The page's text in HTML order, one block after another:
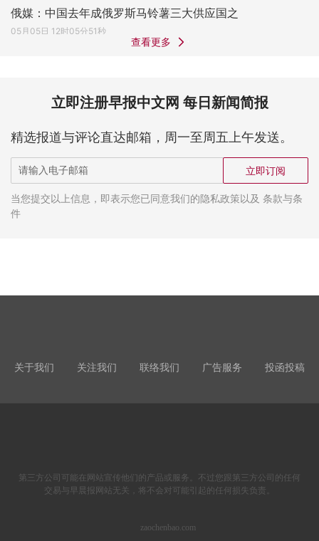
俄媒：中国去年成俄罗斯马铃薯三大供应国之
05月05日 12时05分51秒
查看更多
立即注册早报中文网 每日新闻简报
精选报道与评论直达邮箱，周一至周五上午发送。
立即订阅
当您提交以上信息，即表示您已同意我们的隐私政策以及 条款与条
件
关于我们 关注我们 联络我们 广告服务 投函投稿
第三方公司可能在网站宣传他们的产品或服务。不过您跟第三方公司的任何
交易与早晨报网站无关，将不会对可能引起的任何损失负责。
zaochenbao.com